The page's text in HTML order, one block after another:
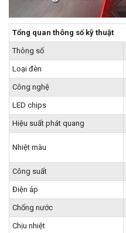
Tổng quan thông số kỹ thuật
Thông số
Loại đèn
Công nghệ
LED chips
Hiệu suất phát quang
Nhiệt màu
Công suất
Điện áp
Chống nước
Chịu nhiệt